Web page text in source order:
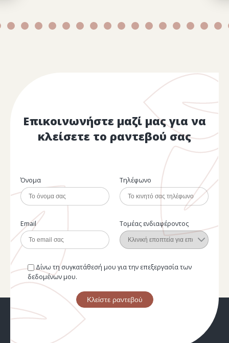
Επικοινωνήστε μαζί μας για να
κλείσετε το ραντεβού σας
Όνομα Τηλέφωνο
Email Τομέας ενδιαφέροντος
Δίνω τη συγκατάθεσή μου για την επεξεργασία των
δεδομένων μου.